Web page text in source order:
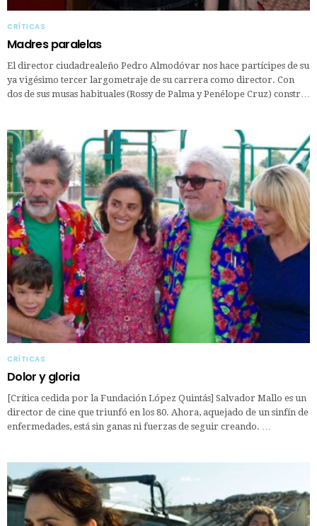
CRÍTICAS
Madres paralelas
El director ciudadrealeño Pedro Almodóvar nos hace partícipes de su
ya vigésimo tercer largometraje de su carrera como director. Con
dos de sus musas habituales (Rossy de Palma y Penélope Cruz) constr…
CRÍTICAS
Dolor y gloria
[Crítica cedida por la Fundación López Quintás] Salvador Mallo es un
director de cine que triunfó en los 80. Ahora, aquejado de un sinfín de
enfermedades, está sin ganas ni fuerzas de seguir creando. …